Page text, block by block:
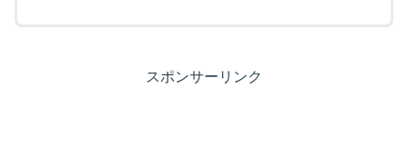
スポンサーリンク